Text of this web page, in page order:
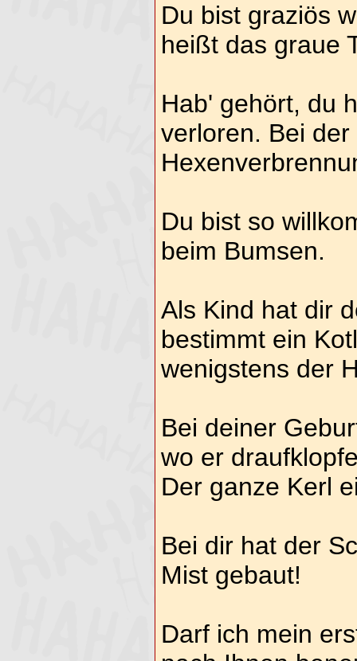
Du bist graziös
heißt das graue
Hab' gehört, du
verloren. Bei der
Du bist so
beim Bumsen.
Als Kind hat dir
bestimmt ein
wenigstens der
Bei deiner
wo er
Der ganze Kerl
Bei dir hat der
Mist gebaut!
Darf ich mein